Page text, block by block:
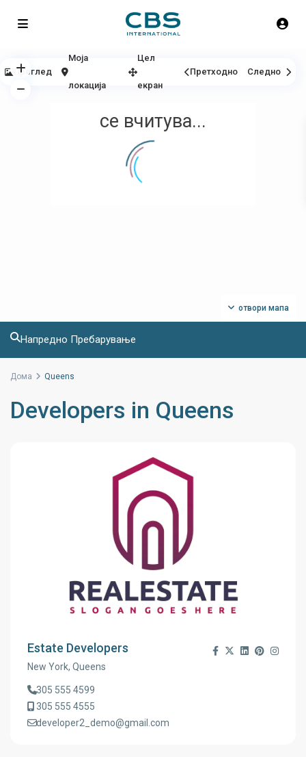
се вчитува...
отвори мапа
Преглед
Моја
локација
Цел
екран
Претходно Следно
Напредно Пребарување
Дома Queens
Developers in Queens
Estate Developers
New York, Queens
305 555 4599
305 555 4555
developer2_demo@gmail.com